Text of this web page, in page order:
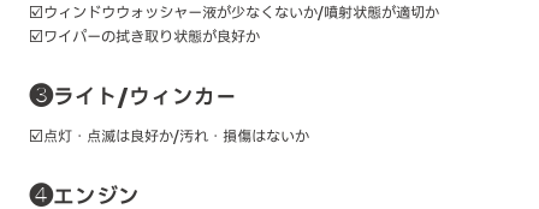
☑️ウィンドウウォッシャー液が少なくないか/噴射状態が適切か
☑️ワイパーの拭き取り状態が良好か
❸ライト/ウィンカー
☑️点灯・点滅は良好か/汚れ・損傷はないか
❹エンジン